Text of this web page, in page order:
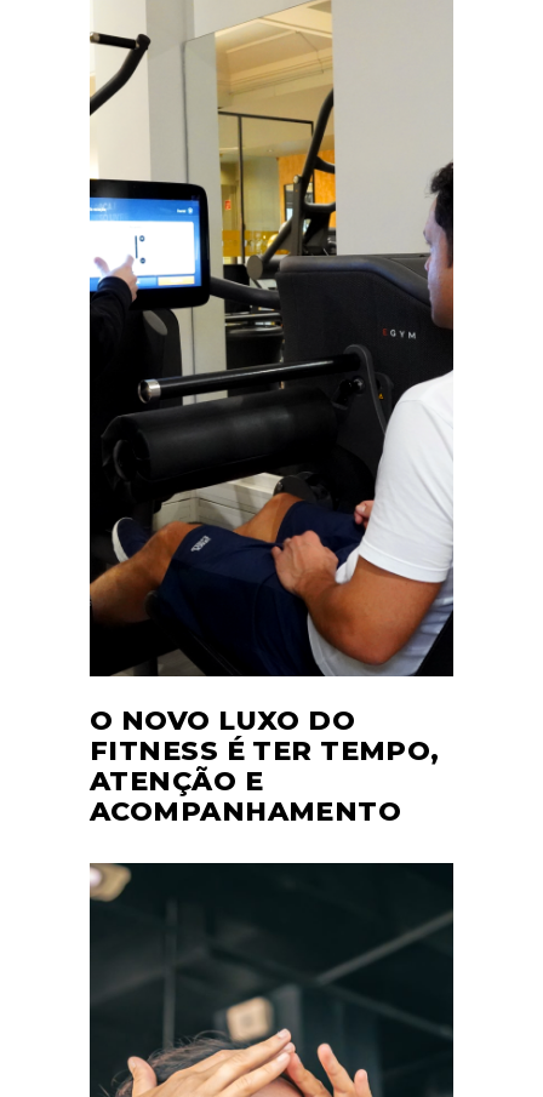
O NOVO LUXO DO
FITNESS É TER TEMPO,
ATENÇÃO E
ACOMPANHAMENTO